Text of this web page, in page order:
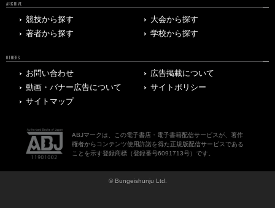
ARCHIVE
競技から探す
大会から探す
著者から探す
学校から探す
OTHERS
お問い合わせ
広告掲載について
動画・バナー広告について
サイトポリシー
サイトマップ
ABJマークは、この電子書店・電子書籍配信サービスが、著作
権者からコンテンツ使用許諾を得た正規版配信サービスである
ことを示す登録商標（登録番号6091713号）です。
© Bungeishunju Ltd.